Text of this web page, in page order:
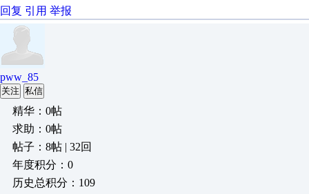
回复 引用 举报
pww_85
关注 私信
精华：0帖
求助：0帖
帖子：8帖 | 32回
年度积分：0
历史总积分：109